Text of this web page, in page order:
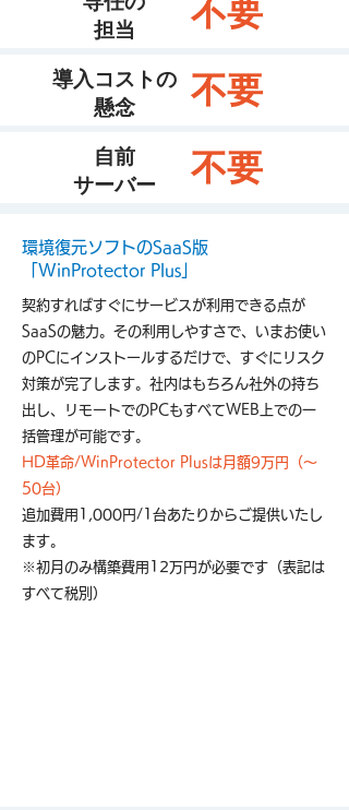
担当
​不要
導入コストの
懸念
​不要
自前
サーバー
​不要
環境復元ソフトのSaaS版
「WinProtector Plus」
契約すればすぐにサービスが利用できる点が
SaaSの魅力。その利用しやすさで、いまお使い
のPCにインストールするだけで、すぐにリスク
対策が完了します。社内はもちろん社外の持ち
出し、リモートでのPCもすべてWEB上での一
括管理が可能です。
HD革命/WinProtector Plusは月額9万円（～
50台）
追加費用1,000円/1台あたりからご提供いたし
ます。
※初月のみ構築費用12万円が必要です（表記は
すべて税別）